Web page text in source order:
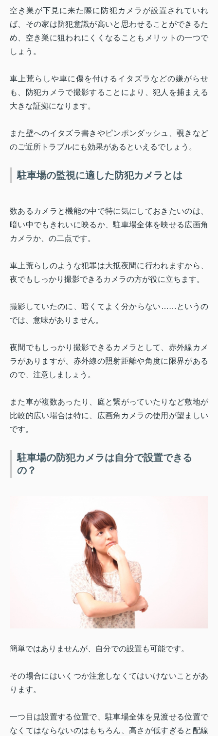
空き巣が下見に来た際に防犯カメラが設置されていれ
ば、その家は防犯意識が高いと思わせることができるた
め、空き巣に狙われにくくなることもメリットの一つで
しょう。
車上荒らしや車に傷を付けるイタズラなどの嫌がらせ
も、防犯カメラで撮影することにより、犯人を捕まえる
大きな証拠になります。
また壁へのイタズラ書きやピンポンダッシュ、覗きなど
のご近所トラブルにも効果があるといえるでしょう。
駐車場の監視に適した防犯カメラとは
数あるカメラと機能の中で特に気にしておきたいのは、
暗い中でもきれいに映るか、駐車場全体を映せる広画角
カメラか、の二点です。
車上荒らしのような犯罪は大抵夜間に行われますから、
夜でもしっかり撮影できるカメラの方が役に立ちます。
撮影していたのに、暗くてよく分からない ……というの
では、意味がありません。
夜間でもしっかり撮影できるカメラとして、赤外線カメ
ラがありますが、赤外線の照射距離や角度に限界がある
ので、注意しましょう。
また車が複数あったり、庭と繋がっていたりなど敷地が
比較的広い場合は特に、広画角カメラの使用が望ましい
です。
駐車場の防犯カメラは自分で設置できる
の？
簡単ではありませんが、自分での設置も可能です。
その場合にはいくつか注意しなくてはいけないことがあ
ります。
一つ目は設置する位置で、駐車場全体を見渡せる位置で
なくてはならないのはもちろん、高さが低すぎると配線